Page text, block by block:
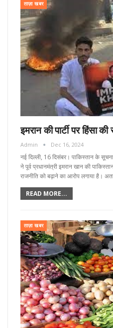
ताज़ा खबर
इमरान की पार्टी पर हिंसा
Admin Dec 16, 2024
नई दिल्ली, 16 दिसंबर। पाकिस्तान के
ने पूर्व प्रधानमंत्री इमरान खान की
राजनीति को बढ़ाने का आरोप लगाया है।
READ MORE...
ताज़ा खबर